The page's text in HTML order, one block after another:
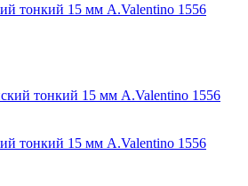
тонкий 15 мм A.Valentino 1556
тонкий 15 мм A.Valentino 1556